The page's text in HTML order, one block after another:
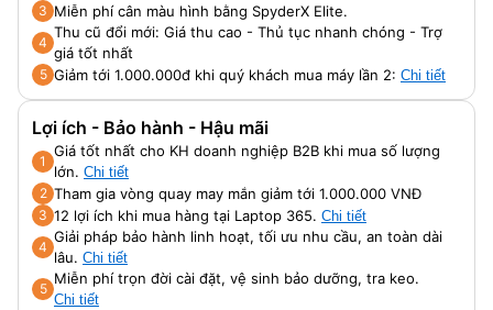
3 Miễn phí cân màu hình bằng SpyderX Elite.
4
Thu cũ đổi mới: Giá thu cao - Thủ tục nhanh chóng - Trợ
giá tốt nhất
5 Giảm tới 1.000.000đ khi quý khách mua máy lần 2: Chi tiết
Lợi ích - Bảo hành - Hậu mãi
1
Giá tốt nhất cho KH doanh nghiệp B2B khi mua số lượng
lớn. Chi tiết
2 Tham gia vòng quay may mắn giảm tới 1.000.000 VNĐ
3 12 lợi ích khi mua hàng tại Laptop 365. Chi tiết
4
Giải pháp bảo hành linh hoạt, tối ưu nhu cầu, an toàn dài
lâu. Chi tiết
5
Miễn phí trọn đời cài đặt, vệ sinh bảo dưỡng, tra keo.
Chi tiết